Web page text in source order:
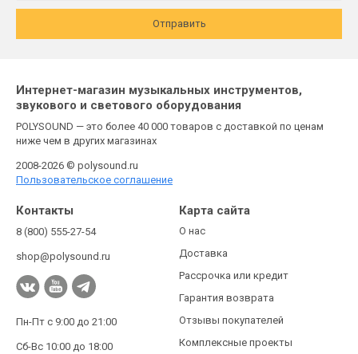
Отправить
Интернет-магазин музыкальных инструментов,
звукового и светового оборудования
POLYSOUND — это более 40 000 товаров с доставкой по ценам
ниже чем в других магазинах
2008-2026 © polysound.ru
Пользовательское соглашение
Контакты
8 (800) 555-27-54
shop@polysound.ru
Пн-Пт с 9:00 до 21:00
Сб-Вс 10:00 до 18:00
Карта сайта
О нас
Доставка
Рассрочка или кредит
Гарантия возврата
Отзывы покупателей
Комплексные проекты